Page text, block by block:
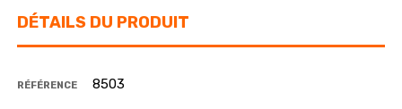
DÉTAILS DU PRODUIT
RÉFÉRENCE 8503